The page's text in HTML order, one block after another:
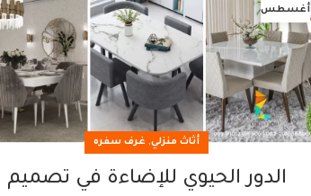
أغسطس
أثاث منزلي, غرف سفره
الدور الحيوي للإضاءة في تصميم